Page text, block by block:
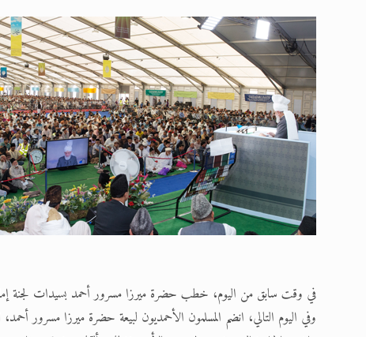
في وقت سابق من اليوم، خطب حضرة ميرزا مسرور أحمد بسيدات لجنة
وفي اليوم التالي، انضم المسلمون الأحمديون لبيعة حضرة ميرزا مسرور